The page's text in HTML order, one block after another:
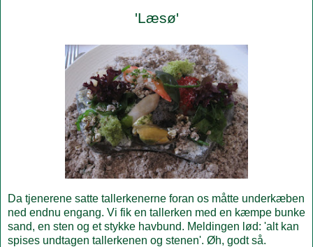
'Læsø'
Da tjenerene satte tallerkenerne foran os måtte underkæben
ned endnu engang. Vi fik en tallerken med en kæmpe bunke
sand, en sten og et stykke havbund. Meldingen lød: 'alt kan
spises undtagen tallerkenen og stenen'. Øh, godt så.